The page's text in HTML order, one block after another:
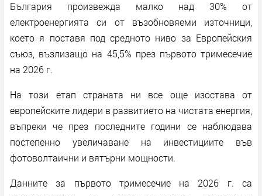
България произвежда малко над 30% от
електроенергията си от възобновяеми източници,
което я поставя под средното ниво за Европейския
съюз, възлизащо на 45,5% през първото тримесечие
на 2026 г.
На този етап страната ни все още изостава от
европейските лидери в развитието на чистата енергия,
въпреки че през последните години се наблюдава
постепенно увеличаване на инвестициите във
фотоволтаични и вятърни мощности.
Данните за първото тримесечие на 2026 г. са